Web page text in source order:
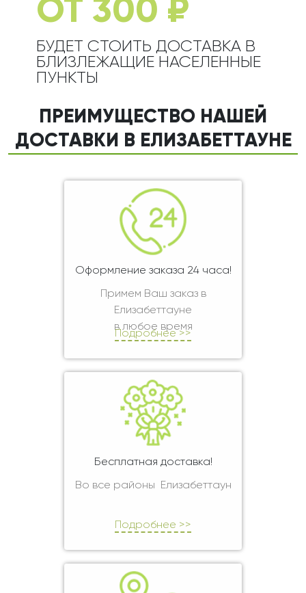
ОТ 300 ₽
БУДЕТ СТОИТЬ ДОСТАВКА В
БЛИЗЛЕЖАЩИЕ НАСЕЛЕННЫЕ
ПУНКТЫ
ПРЕИМУЩЕСТВО НАШЕЙ
ДОСТАВКИ В ЕЛИЗАБЕТТАУНЕ
Оформление заказа 24 часа!
Примем Ваш заказ в
Елизабеттауне
в любое время
Подробнее >>
Бесплатная доставка!
Во все районы Елизабеттаун
Подробнее >>